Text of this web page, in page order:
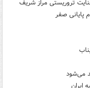
تروریستی مراز شریف
پایانی صفر
می‌شود